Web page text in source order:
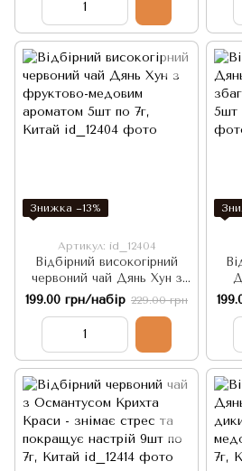
Знижка −13%
Артикул: id_12404
Відбірний високогірний
червоний чай Дянь Хун з
фруктово-медовим
ароматом 5шт по 7г, Китай
199.00 грн/набір 229.00 грн